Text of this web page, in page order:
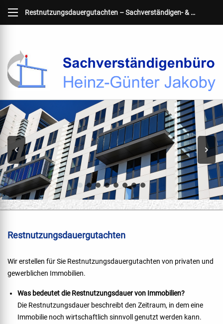
Restnutzungsdauergutachten – Sachverständigen- & Energiebüro Jakoby
Restnutzungsdauergutachten
Wir erstellen für Sie Restnutzungsdauergutachten von privaten und
gewerblichen Immobilien.
Was bedeutet die Restnutzungsdauer von Immobilien?
Die Restnutzungsdauer beschreibt den Zeitraum, in dem eine
Immobilie noch wirtschaftlich sinnvoll genutzt werden kann.